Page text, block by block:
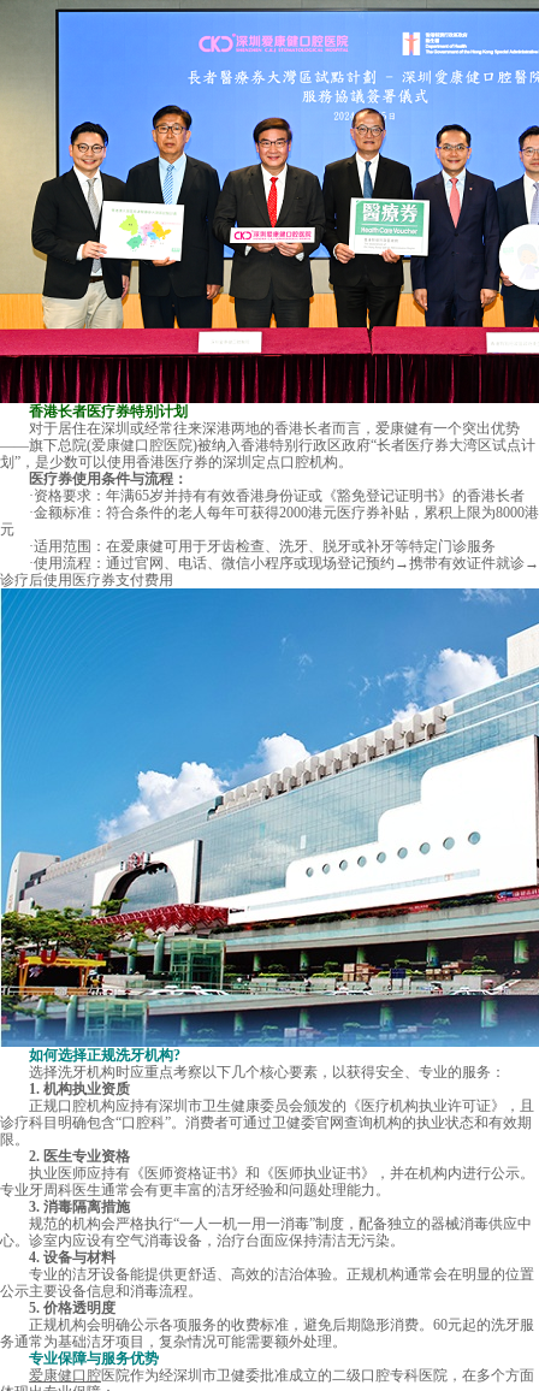
香港长者医疗券特别计划
对于居住在深圳或经常往来深港两地的香港长者而言，爱康健有一个突出优势
——旗下总院(爱康健口腔医院)被纳入香港特别行政区政府“长者医疗券大湾区试点计
划”，是少数可以使用香港医疗券的深圳定点口腔机构。
医疗券使用条件与流程：
·资格要求：年满65岁并持有有效香港身份证或《豁免登记证明书》的香港长者
·金额标准：符合条件的老人每年可获得2000港元医疗券补贴，累积上限为8000港
元
·适用范围：在爱康健可用于牙齿检查、洗牙、脱牙或补牙等特定门诊服务
·使用流程：通过官网、电话、微信小程序或现场登记预约→携带有效证件就诊→
诊疗后使用医疗券支付费用
如何选择正规洗牙机构?
选择洗牙机构时应重点考察以下几个核心要素，以获得安全、专业的服务：
1. 机构执业资质
正规口腔机构应持有深圳市卫生健康委员会颁发的《医疗机构执业许可证》，且
诊疗科目明确包含“口腔科”。消费者可通过卫健委官网查询机构的执业状态和有效期
限。
2. 医生专业资格
执业医师应持有《医师资格证书》和《医师执业证书》，并在机构内进行公示。
专业牙周科医生通常会有更丰富的洁牙经验和问题处理能力。
3. 消毒隔离措施
规范的机构会严格执行“一人一机一用一消毒”制度，配备独立的器械消毒供应中
心。诊室内应设有空气消毒设备，治疗台面应保持清洁无污染。
4. 设备与材料
专业的洁牙设备能提供更舒适、高效的洁治体验。正规机构通常会在明显的位置
公示主要设备信息和消毒流程。
5. 价格透明度
正规机构会明确公示各项服务的收费标准，避免后期隐形消费。60元起的洗牙服
务通常为基础洁牙项目，复杂情况可能需要额外处理。
专业保障与服务优势
爱康健口腔医院作为经深圳市卫健委批准成立的二级口腔专科医院，在多个方面